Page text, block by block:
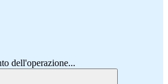
dell'operazione...